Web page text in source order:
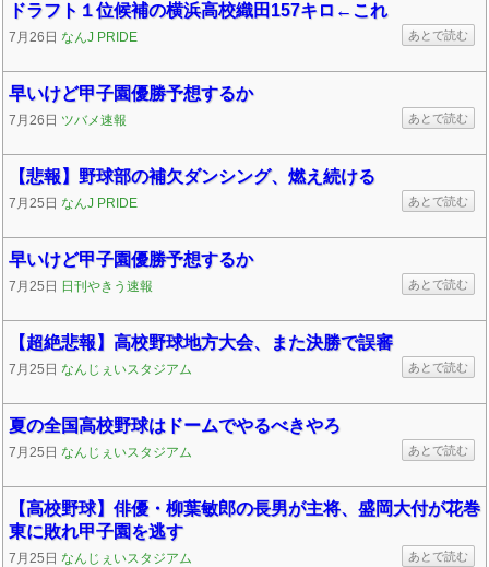
ドラフト１位候補の横浜高校織田157キロ←これ
7月26日 なんJ PRIDE あとで読む
早いけど甲子園優勝予想するか
7月26日 ツバメ速報 あとで読む
【悲報】野球部の補欠ダンシング、燃え続ける
7月25日 なんJ PRIDE あとで読む
早いけど甲子園優勝予想するか
7月25日 日刊やきう速報 あとで読む
【超絶悲報】高校野球地方大会、また決勝で誤審
7月25日 なんじぇいスタジアム あとで読む
夏の全国高校野球はドームでやるべきやろ
7月25日 なんじぇいスタジアム あとで読む
【高校野球】俳優・柳葉敏郎の長男が主将、盛岡大付が花巻
東に敗れ甲子園を逃す
7月25日 なんじぇいスタジアム あとで読む